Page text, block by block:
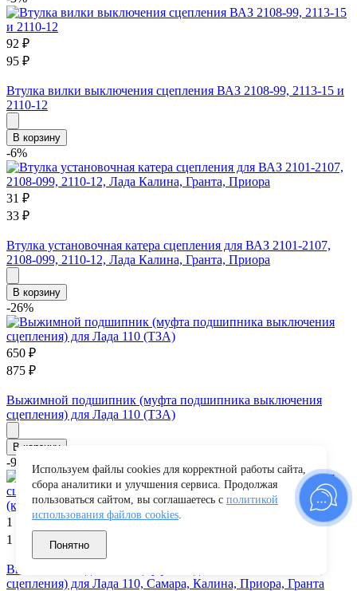
92 ₽
95 ₽
Втулка вилки выключения сцепления ВАЗ 2108-99, 2113-15 и
2110-12
В корзину
-6%
31 ₽
33 ₽
Втулка установочная катера сцепления для ВАЗ 2101-2107,
2108-099, 2110-12, Лада Калина, Гранта, Приора
В корзину
-26%
650 ₽
875 ₽
Выжимной подшипник (муфта подшипника выключения
сцепления) для Лада 110 (ТЗА)
В корзину
-9%
1 050₽
1 157
Выжимной подшипник (муфта подшипника выключения
сцепления) для Лада 110, Самара, Калина, Приора, Гранта
Используем файлы cookies для корректной работы сайта,
сбора аналитики и улучшения сервиса. Продолжая
пользоваться сайтом, вы соглашаетесь с политикой
использования файлов cookies.
Понятно